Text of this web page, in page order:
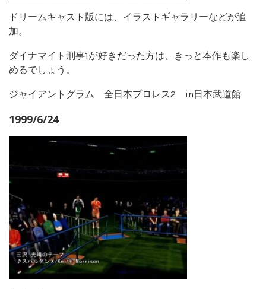
ドリームキャスト版には、イラストギャラリーなどが追
加。
ダイナマイト刑事1が好きだった方は、きっと本作も楽し
めるでしょう。
ジャイアントグラム 全日本プロレス2 in日本武道館
1999/6/24